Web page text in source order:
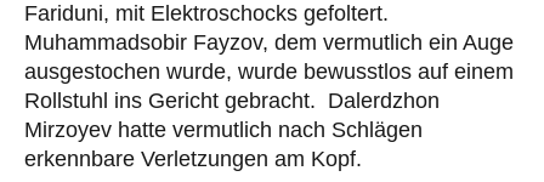
Fariduni, mit Elektroschocks gefoltert.
Muhammadsobir Fayzov, dem vermutlich ein Auge
ausgestochen wurde, wurde bewusstlos auf einem
Rollstuhl ins Gericht gebracht. Dalerdzhon
Mirzoyev hatte vermutlich nach Schlägen
erkennbare Verletzungen am Kopf.